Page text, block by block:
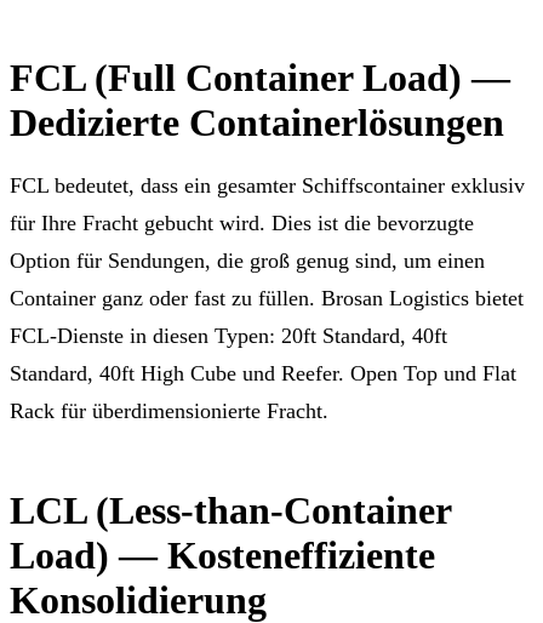
FCL (Full Container Load) —
Dedizierte Containerlösungen
FCL bedeutet, dass ein gesamter Schiffscontainer exklusiv
für Ihre Fracht gebucht wird. Dies ist die bevorzugte
Option für Sendungen, die groß genug sind, um einen
Container ganz oder fast zu füllen. Brosan Logistics bietet
FCL-Dienste in diesen Typen: 20ft Standard, 40ft
Standard, 40ft High Cube und Reefer. Open Top und Flat
Rack für überdimensionierte Fracht.
LCL (Less-than-Container
Load) — Kosteneffiziente
Konsolidierung